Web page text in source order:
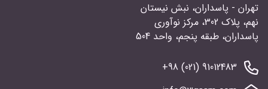
تهران - پاسداران، نبش نیستان
نهم، پلاک 302، مرکز نوآوری
پاسداران، طبقه پنجم، واحد 504
91012483 (021) 98+